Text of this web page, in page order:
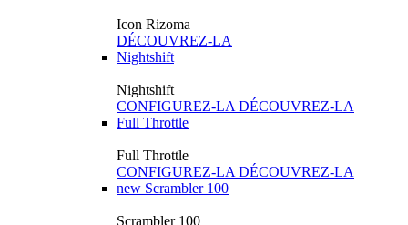
Icon Rizoma
DÉCOUVREZ-LA
Nightshift
Nightshift
CONFIGUREZ-LA DÉCOUVREZ-LA
Full Throttle
Full Throttle
CONFIGUREZ-LA DÉCOUVREZ-LA
new Scrambler 100
Scrambler 100